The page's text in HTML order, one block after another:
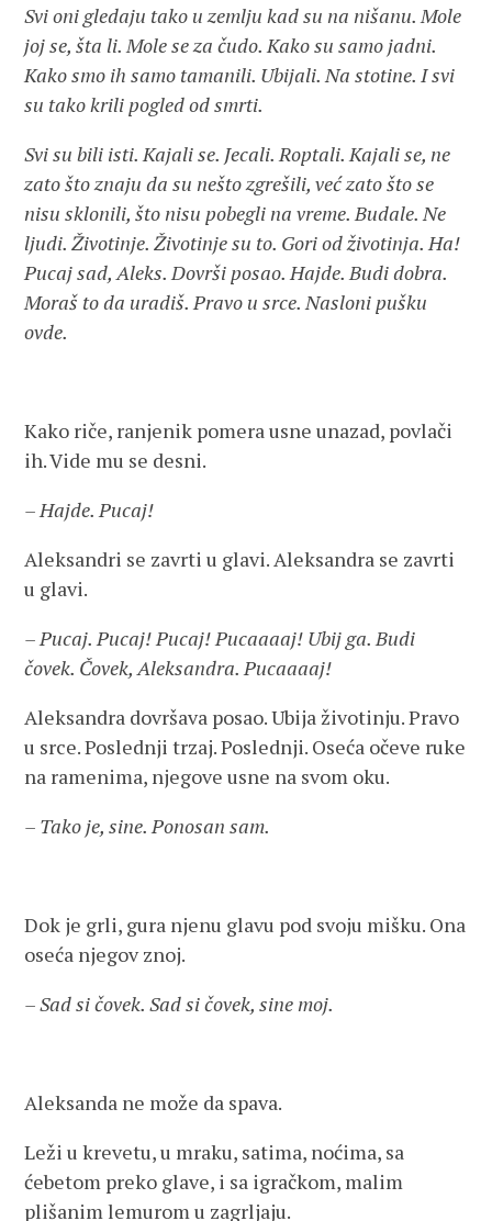
Svi oni gledaju tako u zemlju kad su na nišanu. Mole
joj se, šta li. Mole se za čudo. Kako su samo jadni.
Kako smo ih samo tamanili. Ubijali. Na stotine. I svi
su tako krili pogled od smrti.
Svi su bili isti. Kajali se. Jecali. Roptali. Kajali se, ne
zato što znaju da su nešto zgrešili, već zato što se
nisu sklonili, što nisu pobegli na vreme. Budale. Ne
ljudi. Životinje. Životinje su to. Gori od životinja. Ha!
Pucaj sad, Aleks. Dovrši posao. Hajde. Budi dobra.
Moraš to da uradiš. Pravo u srce. Nasloni pušku
ovde.
Kako riče, ranjenik pomera usne unazad, povlači
ih. Vide mu se desni.
– Hajde. Pucaj!
Aleksandri se zavrti u glavi. Aleksandra se zavrti
u glavi.
– Pucaj. Pucaj! Pucaj! Pucaaaaj! Ubij ga. Budi
čovek. Čovek, Aleksandra. Pucaaaaj!
Aleksandra dovršava posao. Ubija životinju. Pravo
u srce. Poslednji trzaj. Poslednji. Oseća očeve ruke
na ramenima, njegove usne na svom oku.
– Tako je, sine. Ponosan sam.
Dok je grli, gura njenu glavu pod svoju mišku. Ona
oseća njegov znoj.
– Sad si čovek. Sad si čovek, sine moj.
Aleksanda ne može da spava.
Leži u krevetu, u mraku, satima, noćima, sa
ćebetom preko glave, i sa igračkom, malim
plišanim lemurom u zagrljaju.